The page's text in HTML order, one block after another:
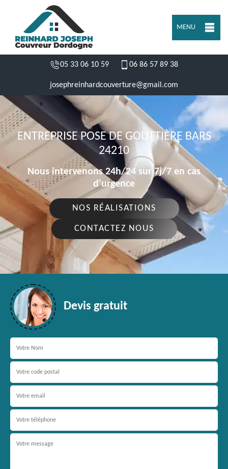
MENU
05 33 06 10 59 06 86 57 89 38
josephreinhardcouverture@gmail.com
ENTREPRISE POSE DE GOUTTIÈRE BARS
24210
Nous intervenons 24h/24 sur 7j/7 en cas
d'urgence
NOS RÉALISATIONS
CONTACTEZ NOUS
Devis gratuit